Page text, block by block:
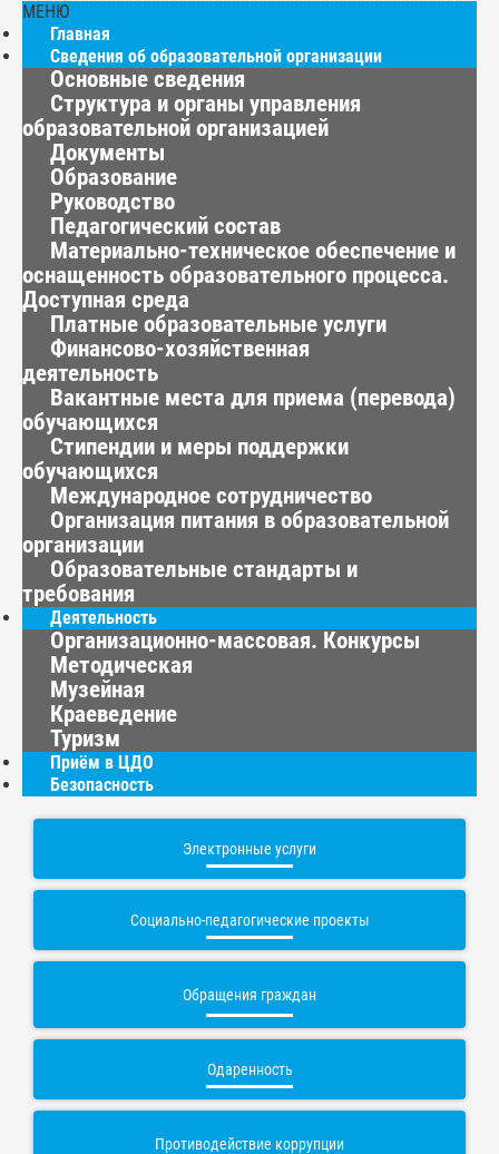
МЕНЮ
Главная
Сведения об образовательной организации
Основные сведения
Структура и органы управления
образовательной организацией
Документы
Образование
Руководство
Педагогический состав
Материально-техническое обеспечение и
оснащенность образовательного процесса.
Доступная среда
Платные образовательные услуги
Финансово-хозяйственная
деятельность
Вакантные места для приема (перевода)
обучающихся
Стипендии и меры поддержки
обучающихся
Международное сотрудничество
Организация питания в образовательной
организации
Образовательные стандарты и
требования
Деятельность
Организационно-массовая. Конкурсы
Методическая
Музейная
Краеведение
Туризм
Приём в ЦДО
Безопасность
Электронные услуги
Социально-педагогические проекты
Обращения граждан
Одаренность
Противодействие коррупции